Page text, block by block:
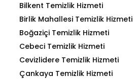
Bilkent Temizlik Hizmeti
Birlik Mahallesi Temizlik Hizmeti
Boğaziçi Temizlik Hizmeti
Cebeci Temizlik Hizmeti
Cevizlidere Temizlik Hizmeti
Çankaya Temizlik Hizmeti